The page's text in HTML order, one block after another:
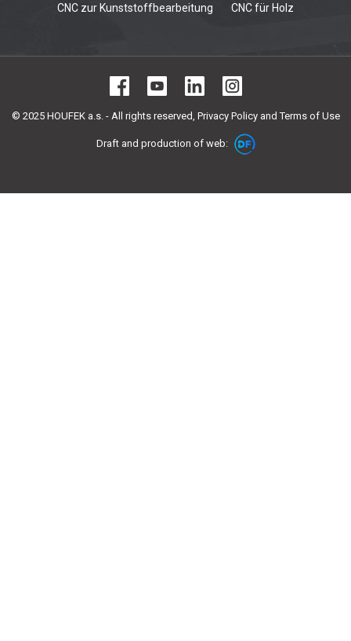
CNC zur Kunststoffbearbeitung
CNC für Holz
© 2025 HOUFEK a.s. - All rights reserved, Privacy Policy and Terms of Use
Draft and production of web: